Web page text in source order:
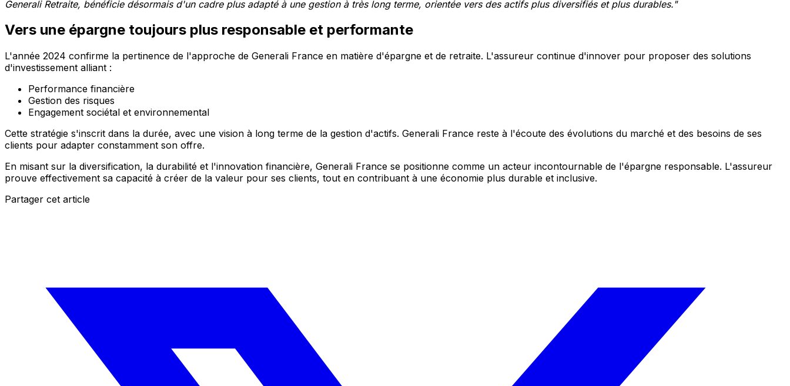
Generali Retraite, bénéficie désormais d'un cadre plus adapté à une gestion à très long terme, orientée vers des actifs plus diversifiés et plus durables."
Vers une épargne toujours plus responsable et performante
L'année 2024 confirme la pertinence de l'approche de Generali France en matière d'épargne et de retraite. L'assureur continue d'innover pour proposer des solutions
d'investissement alliant :
Performance financière
Gestion des risques
Engagement sociétal et environnemental
Cette stratégie s'inscrit dans la durée, avec une vision à long terme de la gestion d'actifs. Generali France reste à l'écoute des évolutions du marché et des besoins de ses
clients pour adapter constamment son offre.
En misant sur la diversification, la durabilité et l'innovation financière, Generali France se positionne comme un acteur incontournable de l'épargne responsable. L'assureur
prouve effectivement sa capacité à créer de la valeur pour ses clients, tout en contribuant à une économie plus durable et inclusive.
Partager cet article